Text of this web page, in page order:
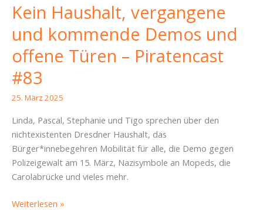
Kein Haushalt, vergangene
und kommende Demos und
offene Türen – Piratencast
#83
25. März 2025
Linda, Pascal, Stephanie und Tigo sprechen über den
nichtexistenten Dresdner Haushalt, das
Bürger*innebegehren Mobilität für alle, die Demo gegen
Polizeigewalt am 15. März, Nazisymbole an Mopeds, die
Carolabrücke und vieles mehr.
Kein
Weiterlesen »